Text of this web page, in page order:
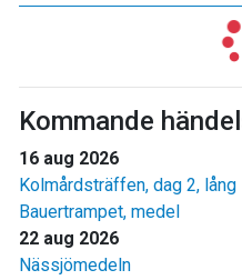
Kommande
16 aug 2026
Kolmårdsträffen, dag 2, lång
Bauertrampet, medel
22 aug 2026
Nässjömedeln